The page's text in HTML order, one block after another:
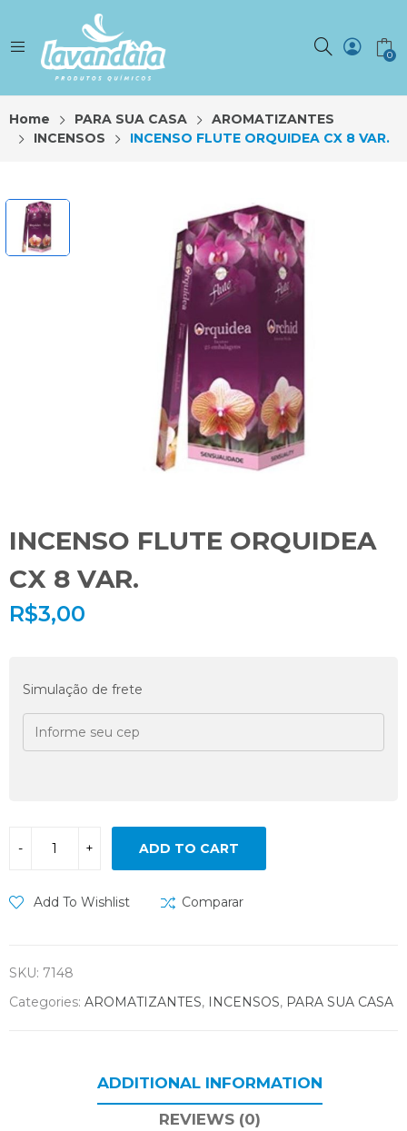
0
Home PARA SUA CASA
AROMATIZANTES
INCENSOS
INCENSO FLUTE ORQUIDEA CX 8 VAR.
INCENSO FLUTE ORQUIDEA
CX 8 VAR.
R$3,00
Simulação de frete
ADD TO CART
Add To Wishlist Comparar
SKU: 7148
Categories: AROMATIZANTES, INCENSOS, PARA SUA CASA
ADDITIONAL INFORMATION
REVIEWS (0)